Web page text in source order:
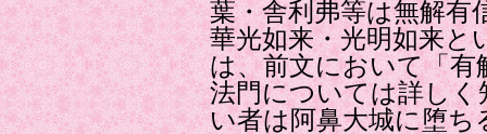
葉・舎利弗等は無解有
華光如来・光明如来
は、前文において「有
法門については詳し
い者は阿鼻大城に堕